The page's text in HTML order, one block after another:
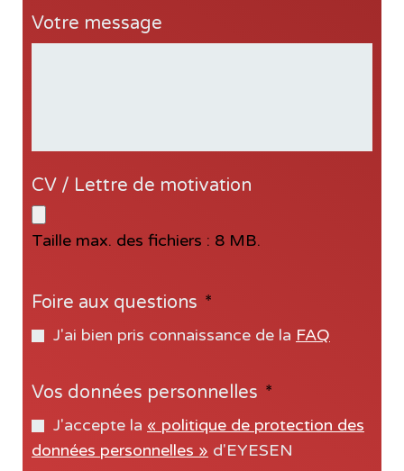
Votre message
CV / Lettre de motivation
Taille max. des fichiers : 8 MB.
Foire aux questions *
J'ai bien pris connaissance de la FAQ
Vos données personnelles *
J'accepte la « politique de protection des
données personnelles » d'EYESEN